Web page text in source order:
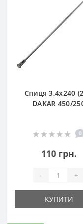
Спиця 3.4х240
DAKAR 450/
0
110 грн.
- +
КУПИТИ